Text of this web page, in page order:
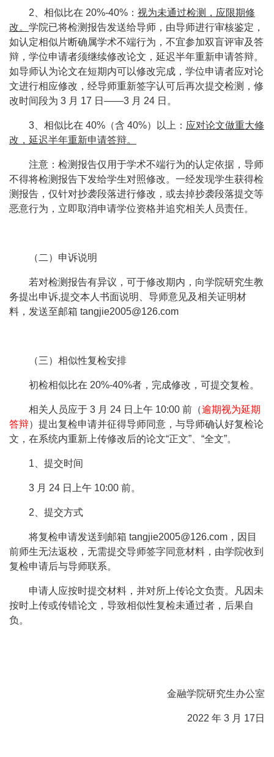
2 、相似比在 20%-40% ： 视为未通过检测，应限期修
改。 学院已将检测报告发送给导师，由导师进行审核鉴定，
如认定相似片断确属学术不端行为，不宜参加双盲评审及答
辩，学位申请者须继续修改论文，延迟半年重新申请答辩。
如导师认为论文在短期内可以修改完成，学位申请者应对论
文进行相应修改，经导师重新签字认可后再次提交检测，修
改时间段为 3 月 17 日 ——3 月 24 日 。
3 、相似比在 40% （含 40%）以上： 应对论文做重大修
改，延迟半年重新申请答辩。
注意：检测报告仅用于学术不端行为的认定依据，导师
不得将检测报告下发给学生对照修改。一经发现学生获得检
测报告，仅针对抄袭段落进行修改，或去掉抄袭段落提交等
恶意行为，立即取消申请学位资格并追究相关人员责任。
（二）申诉说明
若对检测报告有异议，可于修改期内，向学院研究生教
务提出申诉,提交本人书面说明、导师意见及相关证明材
料，发送至邮箱 tangjie2005@126.com
（三）相似性复检安排
初检相似比在 20%-40%者，完成修改，可提交复检。
相关人员应于 3 月 24 日上午 10:00 前（逾期视为延期
答辩）提出复检申请并征得导师同意，与导师确认好复检论
文，在系统内重新上传修改后的论文“正文” “全文”。
1 、提交时间
3 月 24 日上午 10:00 前。
2 、提交方式
将复检申请发送到邮箱 tangjie2005@126.com ，因目
前师生无法返校，无需提交导师签字同意材料，由学院收到
复检申请后与导师联系。
申请人应按时提交材料，并对所上传论文负责。凡因未
按时上传或传错论文，导致相似性复检未通过者，后果自
负。
金融学院研究生办公室
2022 年 3 月 17 日